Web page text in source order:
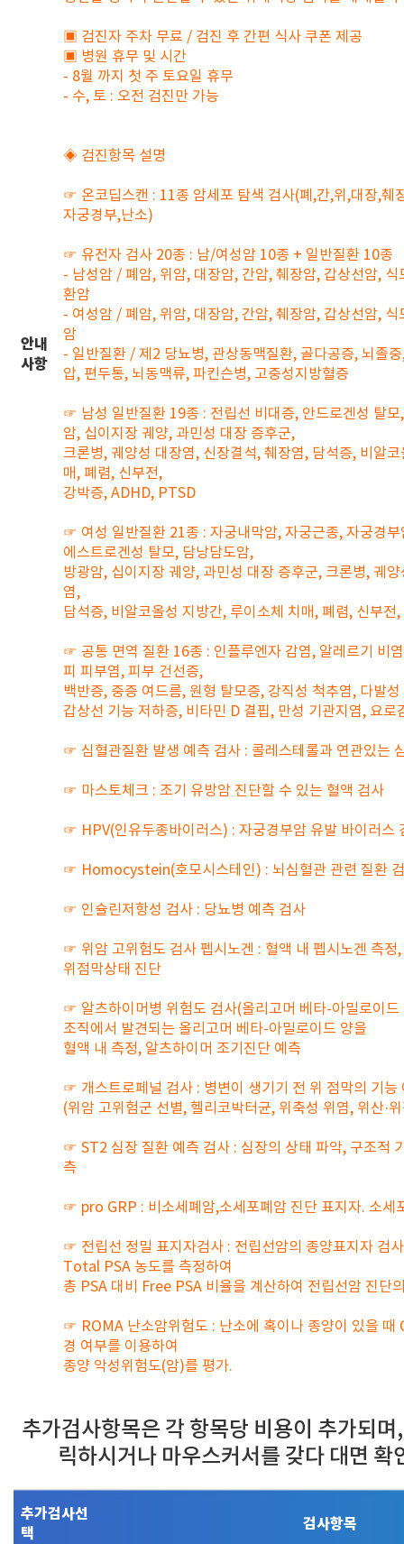
안내
사항
▣ 검진자 주차 무료 / 검진 후 간편 식사 쿠폰 제공
▣ 병원 휴무 및 시간
- 8월 까지 첫 주 토요일 휴무
- 수, 토 : 오전 검진만 가능
◈ 검진항목 설명
☞ 온코딥스캔 : 11종 암세포 탐색 검사(폐,간,위,대장,췌
자궁경부,난소)
☞ 유전자 검사 20종 : 남/여성암 10종 + 일반질환 10종
- 남성암 / 폐암, 위암, 대장암, 간암, 췌장암, 갑상선암,
환암
- 여성암 / 폐암, 위암, 대장암, 간암, 췌장암, 갑상선암,
암
- 일반질환 / 제2 당뇨병, 관상동맥질환, 골다공증, 뇌졸
압, 편두통, 뇌동맥류, 파킨슨병, 고중성지방혈증
☞ 남성 일반질환 19종 : 전립선 비대증, 안드로겐성 탈
암, 십이지장 궤양, 과민성 대장 증후군,
크론병, 궤양성 대장염, 신장결석, 췌장염, 담석증, 비알
매, 폐렴, 신부전,
강박증, ADHD, PTSD
☞ 여성 일반질환 21종 : 자궁내막암, 자궁근종, 자궁경
에스트로겐성 탈모, 담낭담도암,
방광암, 십이지장 궤양, 과민성 대장 증후군, 크론병, 궤
염,
담석증, 비알코올성 지방간, 루이소체 치매, 폐렴, 신부
☞ 공통 면역 질환 16종 : 인플루엔자 감염, 알레르기 비
피 피부염, 피부 건선증,
백반증, 중증 여드름, 원형 탈모증, 강직성 척추염, 다발
갑상선 기능 저하증, 비타민 D 결핍, 만성 기관지염, 요로
☞ 심혈관질환 발생 예측 검사 : 콜레스테롤과 연관있는
☞ 마스토체크 : 조기 유방암 진단할 수 있는 혈액 검사
☞ HPV(인유두종바이러스) : 자궁경부암 유발 바이러스
☞ Homocystein(호모시스테인) : 뇌심혈관 관련 질환
☞ 인슐린저항성 검사 : 당뇨병 예측 검사
☞ 위암 고위험도 검사 펩시노겐 : 혈액 내 펩시노겐 측정
위점막상태 진단
☞ 알츠하이머병 위험도 검사(올리고머 베타-아밀로이드
조직에서 발견되는 올리고머 베타-아밀로이드 양을
혈액 내 측정, 알츠하이머 조기진단 예측
☞ 개스트로페널 검사 : 병변이 생기기 전 위 점막의 기능
(위암 고위험군 선별, 헬리코박터균, 위축성 위염, 위산·
☞ ST2 심장 질환 예측 검사 : 심장의 상태 파악, 구조적
측
☞ pro GRP : 비소세폐암,소세포폐암 진단 표지자. 소세
☞ 전립선 정밀 표지자검사 : 전립선암의 종양표지자 검
Total PSA 농도를 측정하여
총 PSA 대비 Free PSA 비율을 계산하여 전립선암 진단
☞ ROMA 난소암위험도 : 난소에 혹이나 종양이 있을 때
경 여부를 이용하여
종양 악성위험도(암)를 평가.
추가검사항목은 각 항목당 비용이 추가되
릭하시거나 마우스커서를 갖다 대면 확
추가검사선
택
검사항목